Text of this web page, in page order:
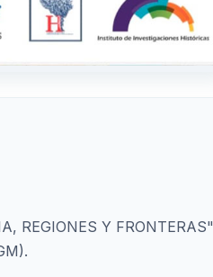
REGIONES Y FRONTERAS"